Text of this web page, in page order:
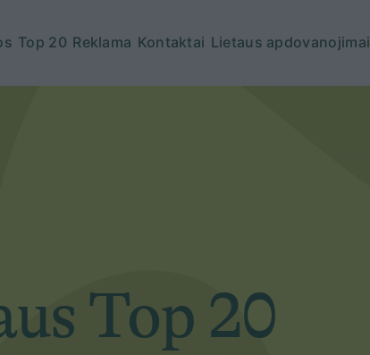
Top 20 Reklama Kontaktai Lietaus apdovanojimai
Top 20